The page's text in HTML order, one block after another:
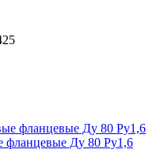
фланцевые Ду 80 Ру1,6